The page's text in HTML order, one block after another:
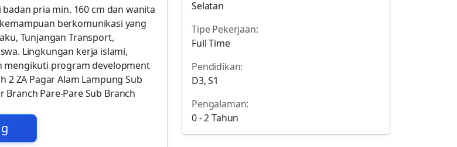
pria min. 160 cm dan wanita
berkomunikasi yang
Tunjangan Transport,
Lingkungan kerja islami,
mengikuti program development
2 ZA Pagar Alam Lampung Sub
Pare-Pare Sub Branch
Selatan
Tipe Pekerjaan:
Full Time
Pendidikan:
D3, S1
Pengalaman:
0 - 2 Tahun